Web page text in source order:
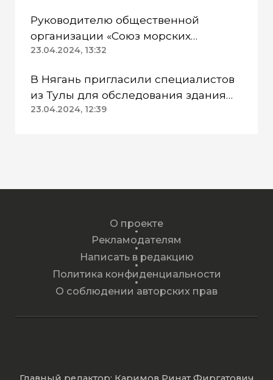
Руководителю общественной
организации «Союз морских
пехотинцев» Югры вынесли
23.04.2024, 13:32
В Нягань пригласили специалистов
из Тулы для обследования здания
ДК «Геолог»
23.04.2024, 12:39
О проекте
Рекламодателям
Написать в редакцию
Политика конфиденциальности
О соблюдении авторских прав